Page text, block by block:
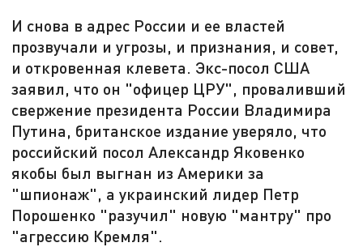
И снова в адрес России и ее властей
прозвучали и угрозы, и признания, и совет,
и откровенная клевета. Экс-посол США
заявил, что он "офицер ЦРУ", проваливший
свержение президента России Владимира
Путина, британское издание уверяло, что
российский посол Александр Яковенко
якобы был выгнан из Америки за
"шпионаж", а украинский лидер Петр
Порошенко "разучил" новую "мантру" про
"агрессию Кремля".